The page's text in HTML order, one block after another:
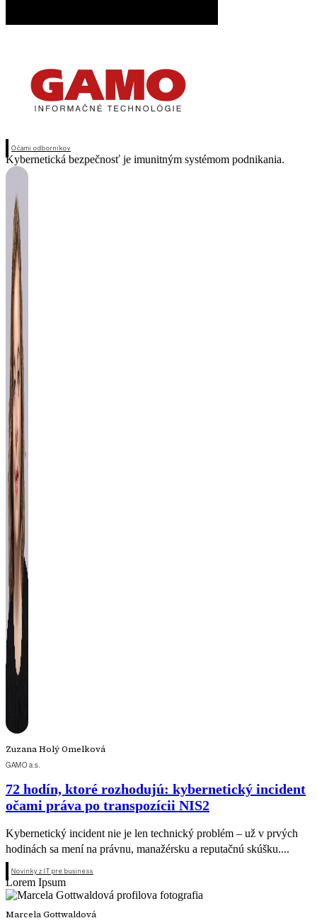
Očami odborníkov
Kybernetická bezpečnosť je imunitným systémom podnikania.
Zuzana Holý Omelková
GAMO a.s.
72 hodín, ktoré rozhodujú: kybernetický incident
očami práva po transpozícii NIS2
Kybernetický incident nie je len technický problém – už v prvých
hodinách sa mení na právnu, manažérsku a reputačnú skúšku....
Novinky z IT pre business
Lorem Ipsum
Marcela Gottwaldová